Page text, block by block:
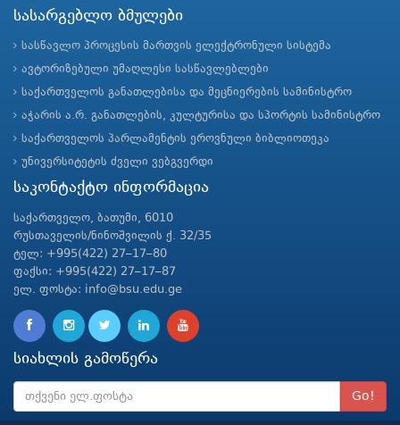
სასარგებლო ბმულები
სასწავლო პროცესის მართვის ელექტრონული სისტემა
ავტორიზებული უმაღლესი სასწავლებლები
საქართველოს განათლებისა და მეცნიერების სამინისტრო
აჭარის ა.რ. განათლების, კულტურისა და სპორტის სამინისტრო
საქართველოს პარლამენტის ეროვნული ბიბლიოთეკა
უნივერსიტეტის ძველი ვებგვერდი
საკონტაქტო ინფორმაცია
საქართველო, ბათუმი, 6010
რუსთაველის/ნინოშვილის ქ. 32/35
ტელ: +995(422) 27–17–80
ფაქსი: +995(422) 27–17–87
ელ. ფოსტა: info@bsu.edu.ge
სიახლის გამოწერა
Go!